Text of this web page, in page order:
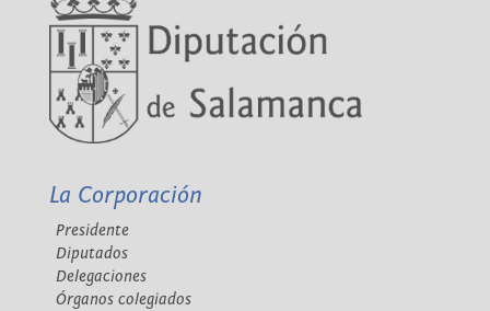
La Corporación
Presidente
Diputados
Delegaciones
Órganos colegiados